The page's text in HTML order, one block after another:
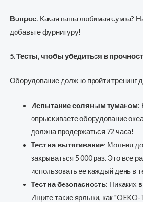
Вопрос: Какая ваша любимая сумка?
добавьте фурнитуру!
5. Тесты, чтобы убедиться в
Оборудование должно пройти тренинг
Испытание соляным туманом:
опрыскиваете оборудование
должна продержаться 72 часа!
Тест на вытягивание: Молния
закрываться 5 000 раз. Это все
использовать ее каждый день в
Тест на безопасность: Никаких
Ищите такие ярлыки, как "OEKO-